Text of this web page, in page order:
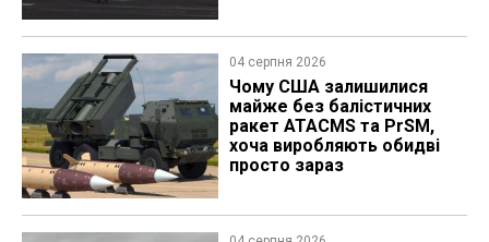
04 серпня 2026
Чому США залишилися
майже без балістичних
ракет ATACMS та PrSM,
хоча виробляють обидві
просто зараз